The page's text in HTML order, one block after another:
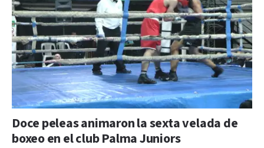
Doce peleas animaron la sexta velada de
boxeo en el club Palma Juniors